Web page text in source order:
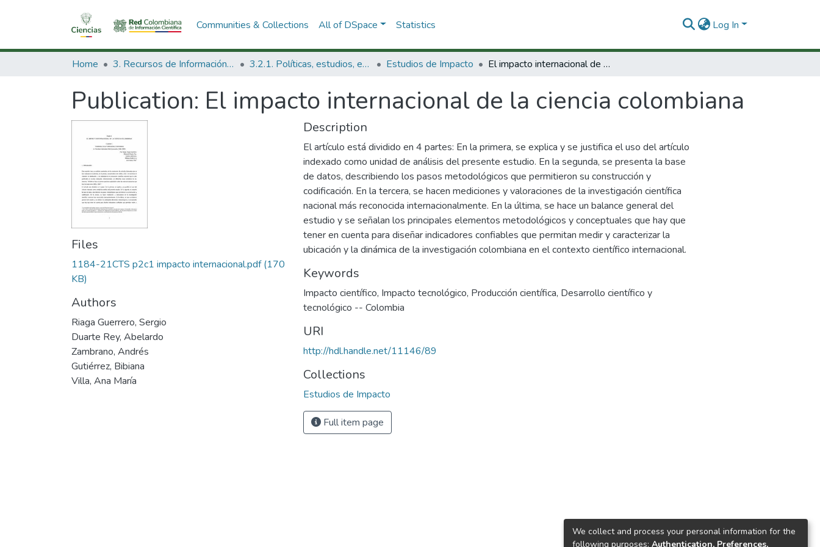
Communities & Collections All of DSpace Statistics Log In
Home 3. Recursos de Información Científica y Tecnológica 3.2.1. Políticas, estudios, evaluaciones e indicadores de CTeI Estudios de Impacto El impacto internacional de la ciencia colombiana
Publication: El impacto internacional de la ciencia colombiana
Files
1184-21CTS p2c1 impacto internacional.pdf(170
KB)
Authors
Riaga Guerrero, Sergio
Duarte Rey, Abelardo
Zambrano, Andrés
Gutiérrez, Bibiana
Villa, Ana María
Description
El artículo está dividido en 4 partes: En la primera, se explica y se justifica el uso del artículo
indexado como unidad de análisis del presente estudio. En la segunda, se presenta la base
de datos, describiendo los pasos metodológicos que permitieron su construcción y
codificación. En la tercera, se hacen mediciones y valoraciones de la investigación científica
nacional más reconocida internacionalmente. En la última, se hace un balance general del
estudio y se señalan los principales elementos metodológicos y conceptuales que hay que
tener en cuenta para diseñar indicadores confiables que permitan medir y caracterizar la
ubicación y la dinámica de la investigación colombiana en el contexto científico internacional.
Keywords
Impacto científico, Impacto tecnológico, Producción científica, Desarrollo científico y
tecnológico -- Colombia
URI
http://hdl.handle.net/11146/89
Collections
Estudios de Impacto
Full item page
We collect and process your personal information for the
following purposes: Authentication, Preferences,